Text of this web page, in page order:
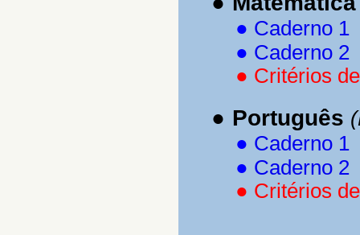
● Caderno 1
● Caderno 2
● Critérios
● Português
● Caderno 1
● Caderno 2
● Critérios